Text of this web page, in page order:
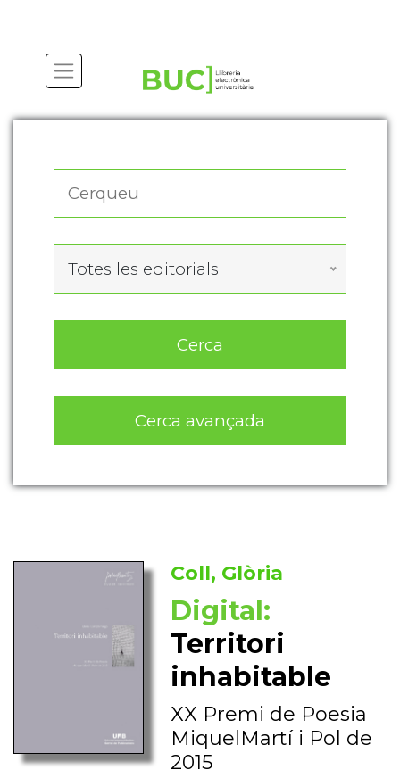
Totes les editorials
Cerca
Cerca avançada
Coll, Glòria
Digital:
Territori
inhabitable
XX Premi de Poesia
MiquelMartí i Pol de
2015